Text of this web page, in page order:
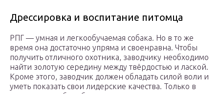
Дрессировка и воспитание питомца
РПГ — умная и легкообучаемая собака. Но в то же
время она достаточно упряма и своенравна. Чтобы
получить отличного охотника, заводчику необходимо
найти золотую середину между твёрдостью и лаской.
Кроме этого, заводчик должен обладать силой воли и
уметь показать свои лидерские качества. Только в